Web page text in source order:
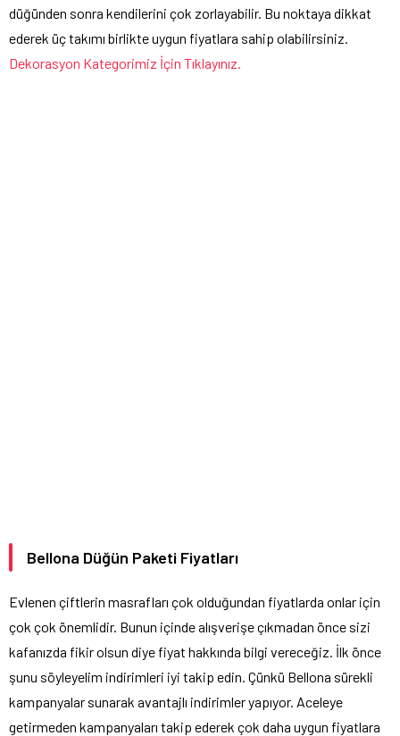
düğünden sonra kendilerini çok zorlayabilir. Bu noktaya dikkat
ederek üç takımı birlikte uygun fiyatlara sahip olabilirsiniz.
Dekorasyon Kategorimiz İçin Tıklayınız.
Bellona Düğün Paketi Fiyatları
Evlenen çiftlerin masrafları çok olduğundan fiyatlarda onlar için
çok çok önemlidir. Bunun içinde alışverişe çıkmadan önce sizi
kafanızda fikir olsun diye fiyat hakkında bilgi vereceğiz. İlk önce
şunu söyleyelim indirimleri iyi takip edin. Çünkü Bellona sürekli
kampanyalar sunarak avantajlı indirimler yapıyor. Aceleye
getirmeden kampanyaları takip ederek çok daha uygun fiyatlara